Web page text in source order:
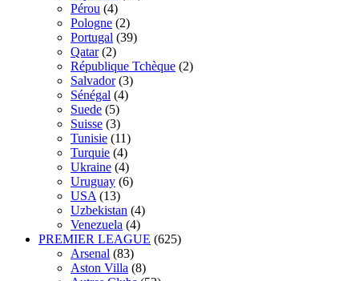
Pérou (4)
Pologne (2)
Portugal (39)
Qatar (2)
République Tchèque (2)
Salvador (3)
Sénégal (4)
Suede (5)
Suisse (3)
Tunisie (11)
Turquie (4)
Ukraine (4)
Uruguay (6)
USA (13)
Uzbekistan (4)
Venezuela (4)
PREMIER LEAGUE (625)
Arsenal (83)
Aston Villa (8)